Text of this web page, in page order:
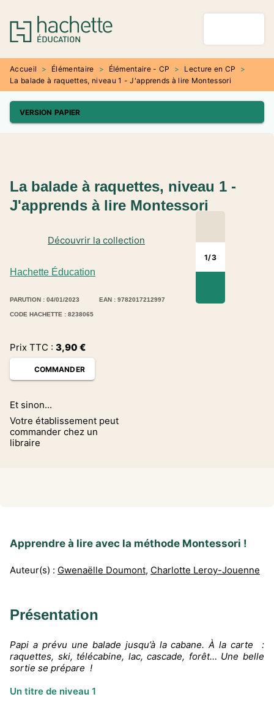
MENU RECHERCHE
PIED DE PAGE
Accueil > Élémentaire > Élémentaire - CP > Lecture en CP
>
La balade à raquettes, niveau 1 - J'apprends à lire Montessori
VERSION PAPIER
1/3
Hachette Éducation
Découvrir la collection
La balade à raquettes, niveau 1 -
J'apprends à lire Montessori
PARUTION : 04/01/2023 EAN : 9782017212997
CODE HACHETTE : 8238065
Prix TTC : 3,90 €
COMMANDER
Et sinon...
Votre établissement peut
commander chez un
libraire
Apprendre à lire avec la méthode Montessori !
Auteur(s) : Gwenaëlle Doumont, Charlotte Leroy-Jouenne
Présentation
Papi a prévu une balade jusqu’à la cabane. À la carte :
raquettes, ski, télécabine, lac, cascade, forêt… Une belle
sortie se prépare !
Un titre de niveau 1